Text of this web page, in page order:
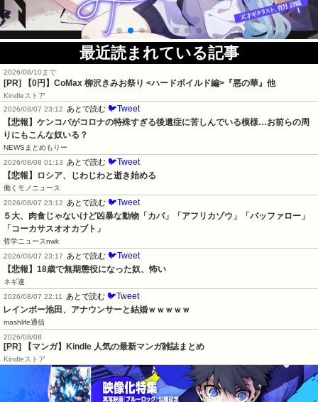
最近読まれている記事
2026/08/10まで
[PR] 【0円】CoMax 柳沢きみお祭り <ハードボイルド編>『悪の華』他
Kindleストア
2026/08/07 23:12
あとで読む 🐦Tweet
【悲報】ケンコバがコロナの特殊すぎる後遺症に苦しんでいる模様…お前らの周
りにもこんな奴いる？
NEWSまとめもりー
2026/08/08 01:13
あとで読む 🐦Tweet
【悲報】ロシア、じわじわと逝き始める
働くモノニュース
2026/08/07 23:12
あとで読む 🐦Tweet
５大、肉食じゃないけど凶暴な動物「カバ」「アフリカゾウ」「バッファロー」
「コーカサスオオカブト」
哲学ニュースnwk
2026/08/07 23:17
あとで読む 🐦Tweet
【悲報】18歳で無期懲役になった奴、怖い
ネギ速
2026/08/07 22:11
あとで読む 🐦Tweet
レインボー池田、アナウンサーと結婚ｗｗｗｗｗ
mashlife通信
2026/08/08
[PR] 【マンガ】Kindle 人気の最新マンガ雑誌まとめ
Kindleストア